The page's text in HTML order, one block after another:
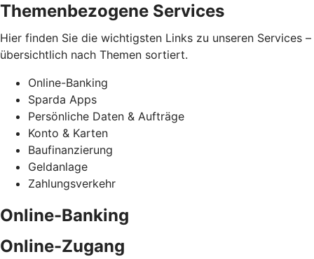
Themenbezogene Services
Hier finden Sie die wichtigsten Links zu unseren Services –
übersichtlich nach Themen sortiert.
Online-Banking
Sparda Apps
Persönliche Daten & Aufträge
Konto & Karten
Baufinanzierung
Geldanlage
Zahlungsverkehr
Online-Banking
Online-Zugang